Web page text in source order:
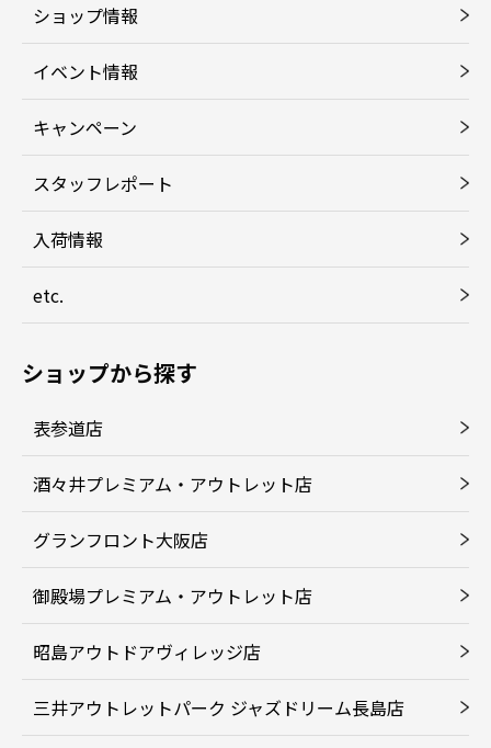
ショップ情報
イベント情報
キャンペーン
スタッフレポート
入荷情報
etc.
ショップから探す
表参道店
酒々井プレミアム・アウトレット店
グランフロント大阪店
御殿場プレミアム・アウトレット店
昭島アウトドアヴィレッジ店
三井アウトレットパーク ジャズドリーム長島店